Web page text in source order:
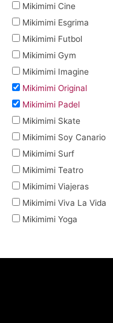
Mikimimi Cine
Mikimimi Esgrima
Mikimimi Futbol
Mikimimi Gym
Mikimimi Imagine
Mikimimi Original
Mikimimi Padel
Mikimimi Skate
Mikimimi Soy Canario
Mikimimi Surf
Mikimimi Teatro
Mikimimi Viajeras
Mikimimi Viva La Vida
Mikimimi Yoga